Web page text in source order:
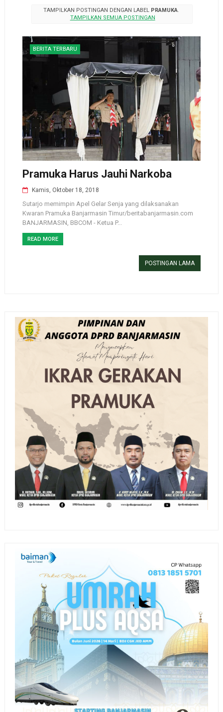
TAMPILKAN POSTINGAN DENGAN LABEL PRAMUKA
TAMPILKAN SEMUA POSTINGAN
BERITA TERBARU
Pramuka Harus Jauhi Narkoba
Kamis, Oktober 18, 2018
Sutarjo memimpin Apel Gelar Senja yang dilaksanakan
Kwaran Pramuka Banjarmasin Timur/beritabanjarmasin.com
BANJARMASIN, BBCOM - Ketua P...
READ MORE
POSTINGAN LAMA